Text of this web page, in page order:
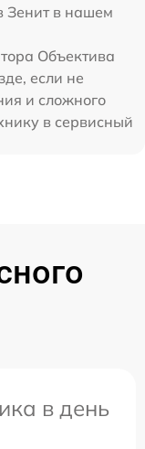
Зенит в нашем
Объектива
если не
и сложного
в сервисный
в день